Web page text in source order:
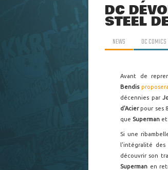
DC
STEEL
NEWS DC COMICS
Avant de
Bendis
décennies par
d'Acierpour ses
que Superman et
Si une
l'intégralité des
découvrir son
Superman en